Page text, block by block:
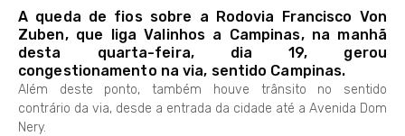
A queda de fios sobre a Rodovia Francisco Von
Zuben, que liga Valinhos a Campinas, na manhã
desta quarta-feira, dia 19, gerou
congestionamento na via, sentido Campinas.
Além deste ponto, também houve trânsito no sentido
contrário da via, desde a entrada da cidade até a Avenida Dom
Nery.